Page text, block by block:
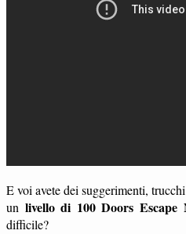
E voi avete dei suggerimenti,
un livello di 100 Doors Escape
difficile?